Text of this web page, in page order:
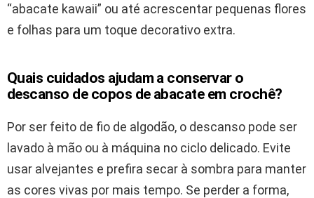
“abacate kawaii” ou até acrescentar pequenas flores
e folhas para um toque decorativo extra.
Quais cuidados ajudam a conservar o
descanso de copos de abacate em crochê?
Por ser feito de fio de algodão, o descanso pode ser
lavado à mão ou à máquina no ciclo delicado. Evite
usar alvejantes e prefira secar à sombra para manter
as cores vivas por mais tempo. Se perder a forma,